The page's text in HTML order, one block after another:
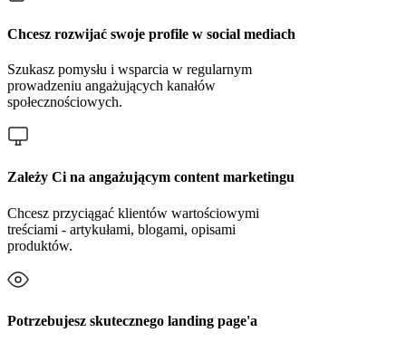
Chcesz rozwijać swoje profile w social mediach
Szukasz pomysłu i wsparcia w regularnym
prowadzeniu angażujących kanałów
społecznościowych.
Zależy Ci na angażującym content marketingu
Chcesz przyciągać klientów wartościowymi
treściami - artykułami, blogami, opisami
produktów.
Potrzebujesz skutecznego landing page'a